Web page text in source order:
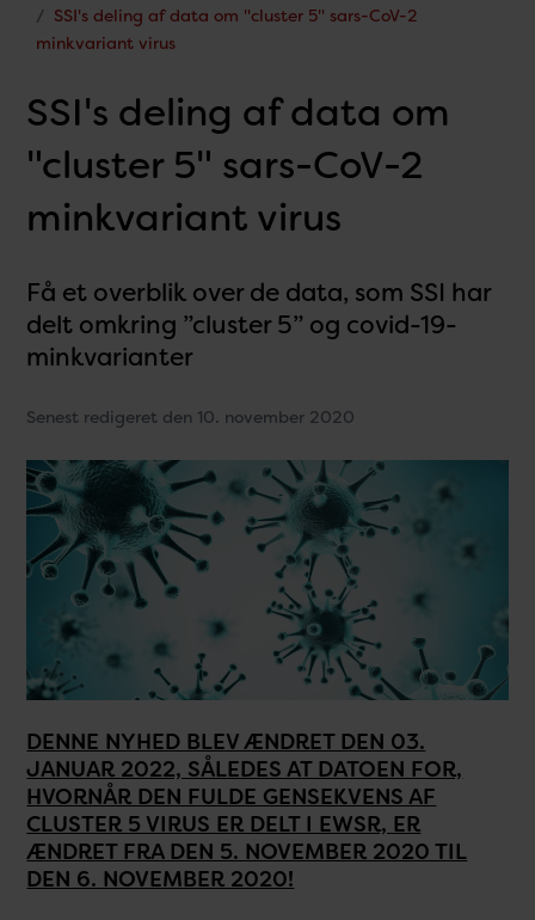
SSI's deling af data om "cluster 5" sars-CoV-2
minkvariant virus
SSI's deling af data om
"cluster 5" sars-CoV-2
minkvariant virus
Få et overblik over de data, som SSI har
delt omkring ”cluster 5” og covid-19-
minkvarianter
Senest redigeret den 10. november 2020
DENNE NYHED BLEV ÆNDRET DEN 03.
JANUAR 2022, SÅLEDES AT DATOEN FOR,
HVORNÅR DEN FULDE GENSEKVENS AF
CLUSTER 5 VIRUS ER DELT I EWSR, ER
ÆNDRET FRA DEN 5. NOVEMBER 2020 TIL
DEN 6. NOVEMBER 2020!